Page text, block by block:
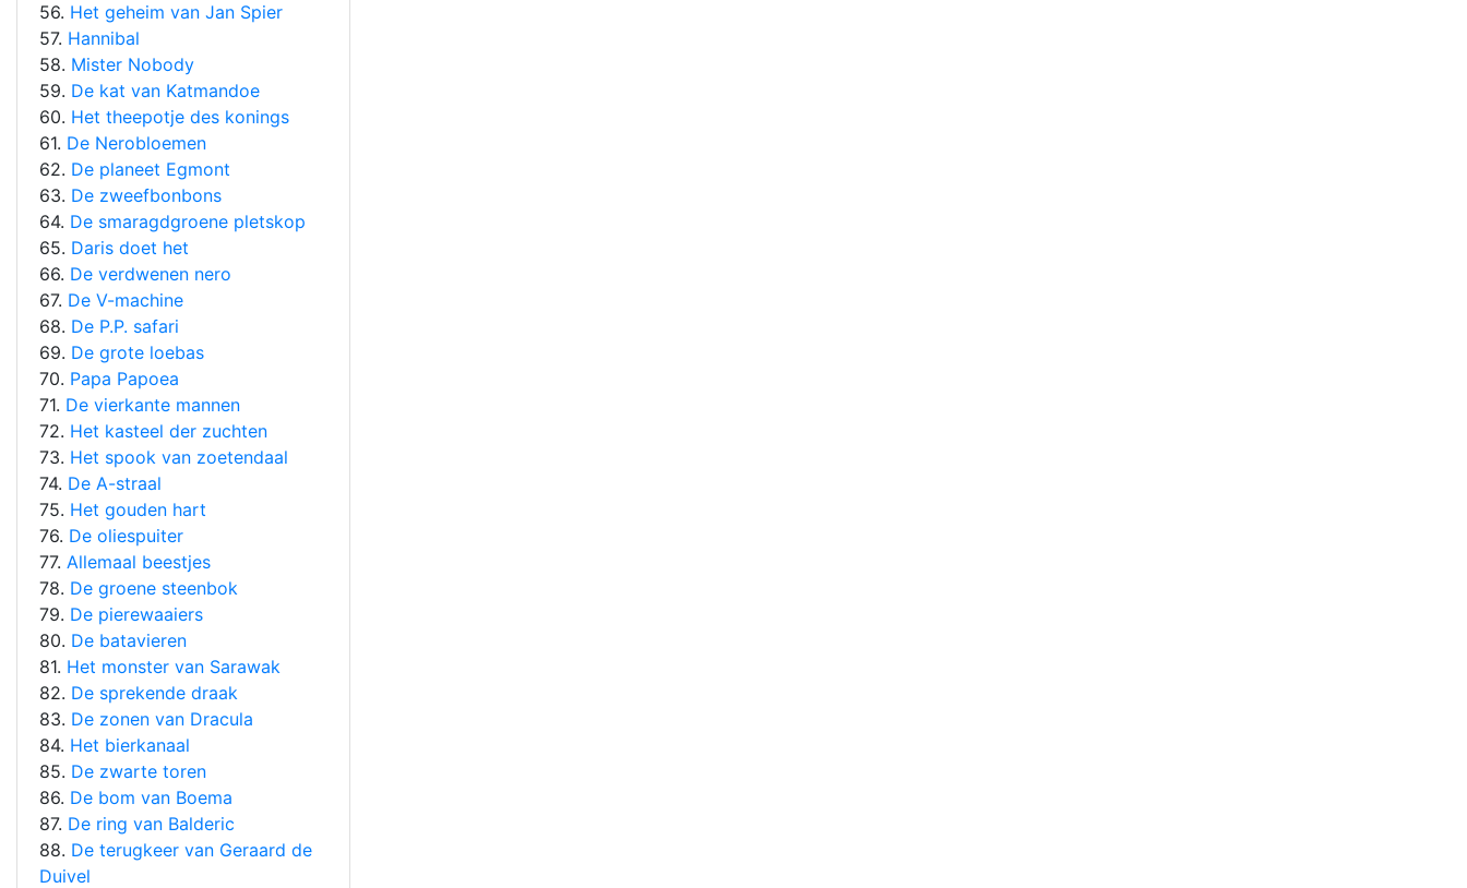
56. Het geheim van Jan Spier
57. Hannibal
58. Mister Nobody
59. De kat van Katmandoe
60. Het theepotje des konings
61. De Nerobloemen
62. De planeet Egmont
63. De zweefbonbons
64. De smaragdgroene pletskop
65. Daris doet het
66. De verdwenen nero
67. De V-machine
68. De P.P. safari
69. De grote loebas
70. Papa Papoea
71. De vierkante mannen
72. Het kasteel der zuchten
73. Het spook van zoetendaal
74. De A-straal
75. Het gouden hart
76. De oliespuiter
77. Allemaal beestjes
78. De groene steenbok
79. De pierewaaiers
80. De batavieren
81. Het monster van Sarawak
82. De sprekende draak
83. De zonen van Dracula
84. Het bierkanaal
85. De zwarte toren
86. De bom van Boema
87. De ring van Balderic
88. De terugkeer van Geraard de
Duivel